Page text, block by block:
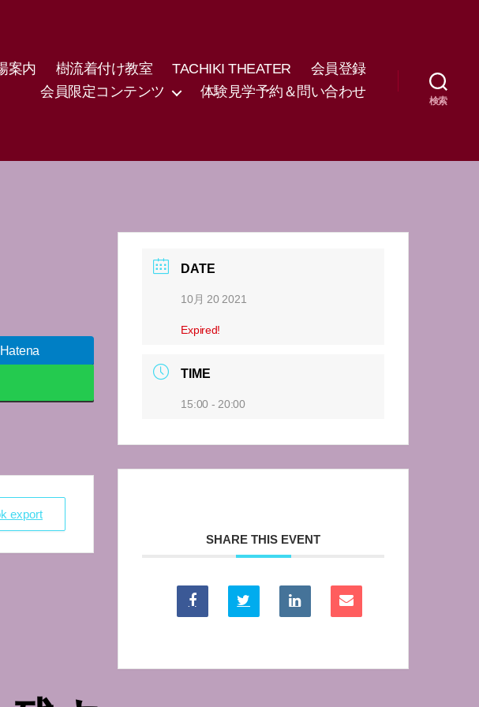
案内 樹流着付け教室 TACHIKI THEATER
会員登録
会員限定コンテンツ
体験見学予約＆問い合わせ
検索
Hatena
export
DATE
10月 20 2021
Expired!
TIME
15:00 - 20:00
SHARE THIS EVENT